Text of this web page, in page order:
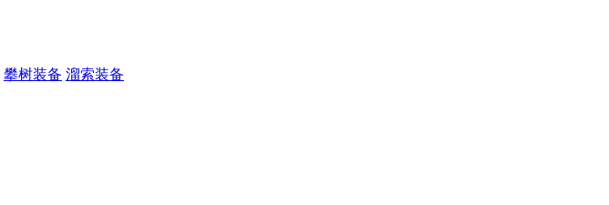
攀树装备 溜索装备